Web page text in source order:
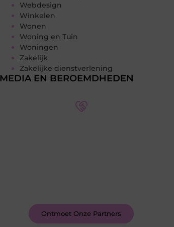
Webdesign
Winkelen
Wonen
Woning en Tuin
Woningen
Zakelijk
Zakelijke dienstverlening
MEDIA EN BEROEMDHEDEN
Ontmoet Onze Partners